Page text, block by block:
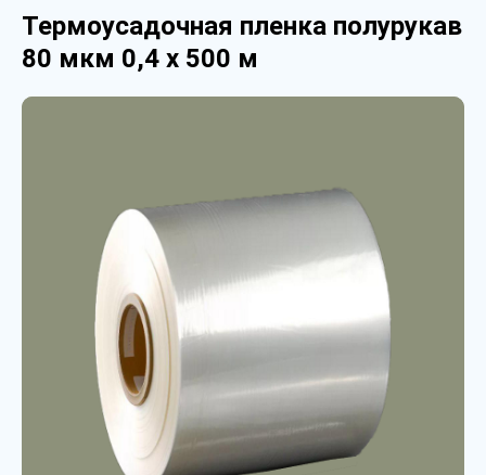
Термоусадочная пленка полурукав
80 мкм 0,4 х 500 м